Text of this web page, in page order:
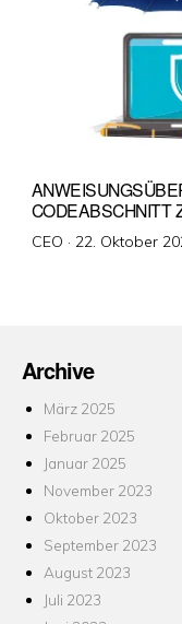
CODEABSCHNITT
CEO · Veröffentlicht
22. Oktober
Archive
März 2025
Februar 2025
Januar 2025
November 2023
Oktober 2023
September 2023
August 2023
Juli 2023